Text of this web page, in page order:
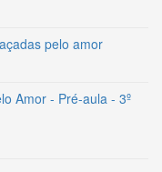
pelo amor
Amor - Pré-aula - 3º